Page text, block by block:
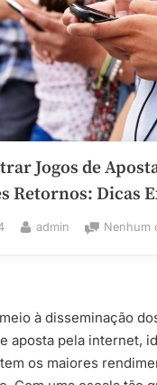
é
e
como
conseguir?”
Jogos de
Retornos: Dicas
By
admin Nenhum
à disseminação
aposta pela internet,
os maiores